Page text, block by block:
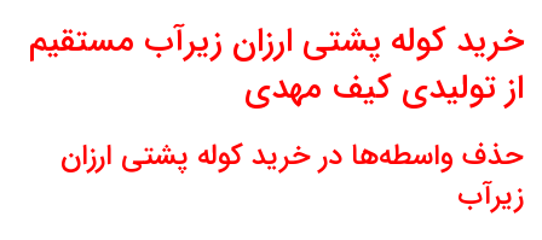
خرید کوله پشتی ارزان زيرآب مستقیم
از تولیدی کیف مهدی
حذف واسطه‌ها در خرید کوله پشتی ارزان
زيرآب